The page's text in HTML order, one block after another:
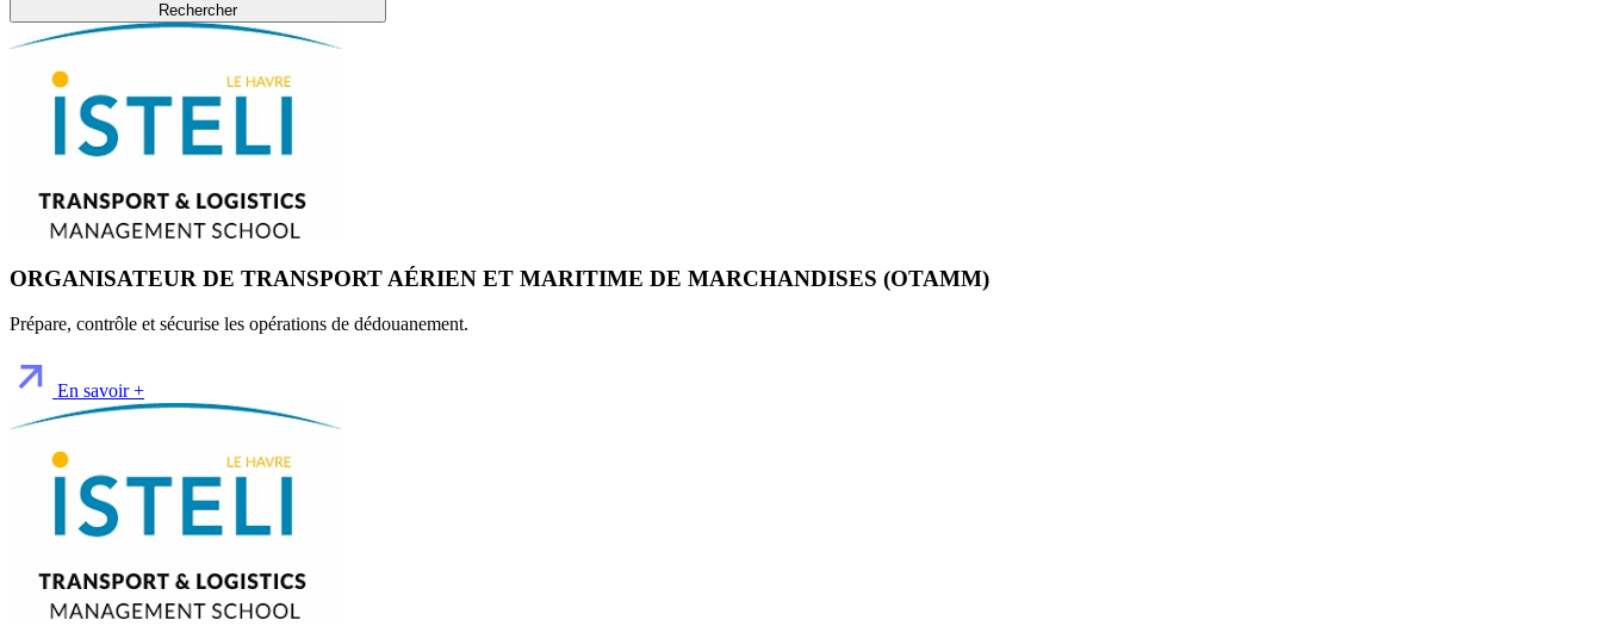
Rechercher
ORGANISATEUR DE TRANSPORT AÉRIEN ET MARITIME DE MARCHANDISES (OTAMM)
Prépare, contrôle et sécurise les opérations de dédouanement.
En savoir +